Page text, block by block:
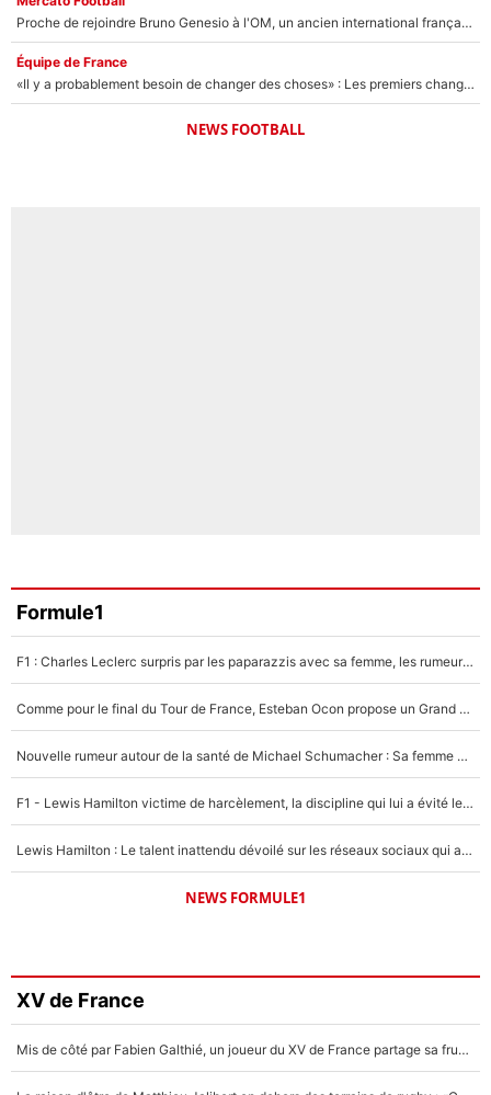
Proche de rejoindre Bruno Genesio à l'OM, un ancien international français va finalement débarquer... sur RMC !
Équipe de France
«Il y a probablement besoin de changer des choses» : Les premiers changements de Zinedine Zidane en équipe de France sont révélés ?
NEWS FOOTBALL
Formule1
F1 : Charles Leclerc surpris par les paparazzis avec sa femme, les rumeurs étaient vraies !
Comme pour le final du Tour de France, Esteban Ocon propose un Grand Prix de Formule 1 à Paris : «Autour de l’Arc de Triomphe, ce serait génial» !
Nouvelle rumeur autour de la santé de Michael Schumacher : Sa femme Corinna sort du silence
F1 - Lewis Hamilton victime de harcèlement, la discipline qui lui a évité le pire : «J'aurais probablement mal tourné»
Lewis Hamilton : Le talent inattendu dévoilé sur les réseaux sociaux qui a impressionné Kim Kardashian pendant leurs vacances en amoureux !
NEWS FORMULE1
XV de France
Mis de côté par Fabien Galthié, un joueur du XV de France partage sa frustration : «ils ne me l’ont pas dit tout de suite»